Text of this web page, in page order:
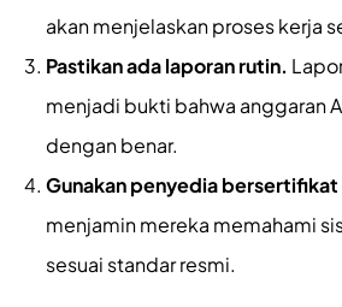
akan menjelaskan proses kerja
Pastikan ada laporan rutin.
menjadi bukti bahwa anggaran
dengan benar.
Gunakan penyedia bersertifikat
menjamin mereka memahami
sesuai standar resmi.